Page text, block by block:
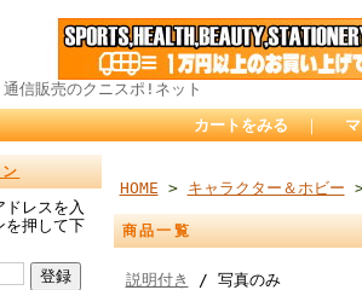
信販売のクニスポ!ネット
カートをみる ｜
ドレスを入
を押して下
HOME > キャラクター＆ホビー
商品一覧
説明付き
/ 写真のみ